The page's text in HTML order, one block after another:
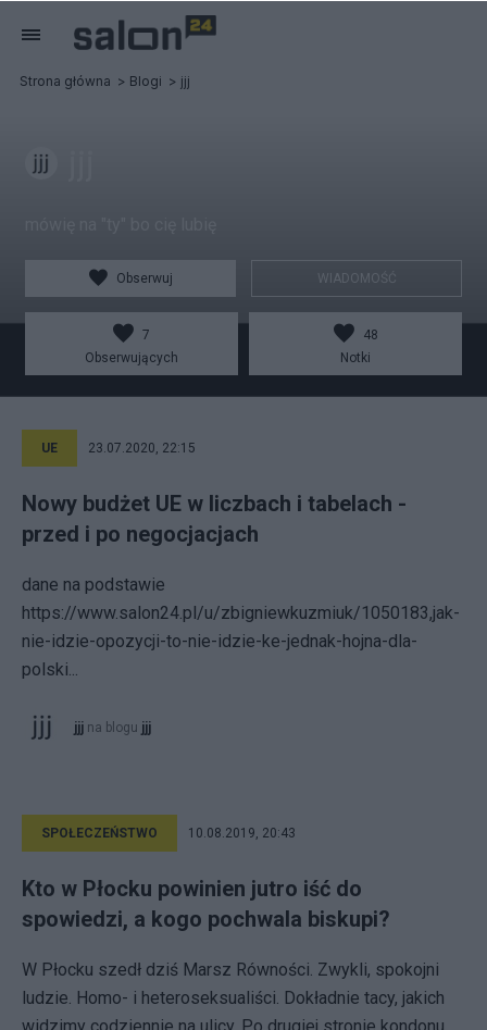
Strona główna Blogi jjj
Obserwuj WIADOMOŚĆ
7
Obserwujących
48
Notki
UE 23.07.2020, 22:15
Nowy budżet UE w liczbach i tabelach -
przed i po negocjacjach
dane na podstawie
https://www.salon24.pl/u/zbigniewkuzmiuk/1050183,jak-
nie-idzie-opozycji-to-nie-idzie-ke-jednak-hojna-dla-
polski...
jjj na blogu jjj
SPOŁECZEŃSTWO 10.08.2019, 20:43
Kto w Płocku powinien jutro iść do
spowiedzi, a kogo pochwala biskupi?
W Płocku szedł dziś Marsz Równości. Zwykli, spokojni
ludzie. Homo- i heteroseksualiści. Dokładnie tacy, jakich